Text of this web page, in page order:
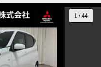
1 /44